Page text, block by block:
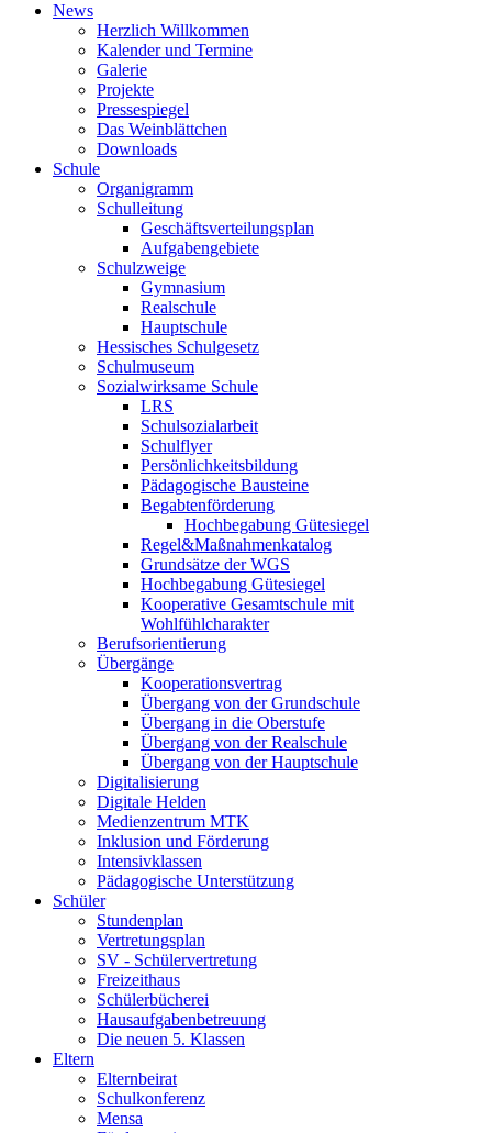
News
Herzlich Willkommen
Kalender und Termine
Galerie
Projekte
Pressespiegel
Das Weinblättchen
Downloads
Schule
Organigramm
Schulleitung
Geschäftsverteilungsplan
Aufgabengebiete
Schulzweige
Gymnasium
Realschule
Hauptschule
Hessisches Schulgesetz
Schulmuseum
Sozialwirksame Schule
LRS
Schulsozialarbeit
Schulflyer
Persönlichkeitsbildung
Pädagogische Bausteine
Begabtenförderung
Hochbegabung Gütesiegel
Regel&Maßnahmenkatalog
Grundsätze der WGS
Hochbegabung Gütesiegel
Kooperative Gesamtschule mit
Wohlfühlcharakter
Berufsorientierung
Übergänge
Kooperationsvertrag
Übergang von der Grundschule
Übergang in die Oberstufe
Übergang von der Realschule
Übergang von der Hauptschule
Digitalisierung
Digitale Helden
Medienzentrum MTK
Inklusion und Förderung
Intensivklassen
Pädagogische Unterstützung
Schüler
Stundenplan
Vertretungsplan
SV - Schülervertretung
Freizeithaus
Schülerbücherei
Hausaufgabenbetreuung
Die neuen 5. Klassen
Eltern
Elternbeirat
Schulkonferenz
Mensa